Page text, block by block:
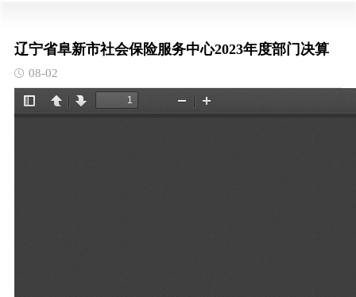
辽宁省阜新市社会保险服务中心2023年度部门决算
08-02